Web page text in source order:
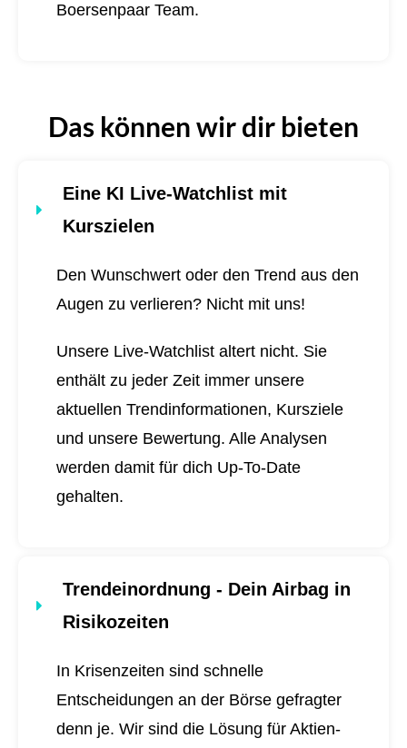
Boersenpaar Team.
Das können wir dir bieten
Eine KI Live-Watchlist mit
Kurszielen
Den Wunschwert oder den Trend aus den
Augen zu verlieren? Nicht mit uns!
Unsere Live-Watchlist altert nicht. Sie
enthält zu jeder Zeit immer unsere
aktuellen Trendinformationen, Kursziele
und unsere Bewertung. Alle Analysen
werden damit für dich Up-To-Date
gehalten.
Trendeinordnung - Dein Airbag in
Risikozeiten
In Krisenzeiten sind schnelle
Entscheidungen an der Börse gefragter
denn je. Wir sind die Lösung für Aktien-